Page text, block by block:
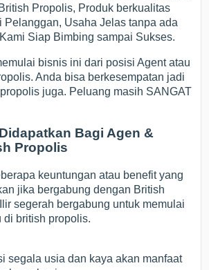
Propolis, Produk berkualitas
Pelanggan, Usaha Jelas tanpa ada
Siap Bimbing sampai Sukses.
bisnis ini dari posisi Agent atau
Anda bisa berkesempatan jadi
juga. Peluang masih SANGAT
Bagi Agen &
Propolis
keuntungan atau benefit yang
jika bergabung dengan British
segerah bergabung untuk memulai
di british propolis.
segala usia dan kaya akan manfaat